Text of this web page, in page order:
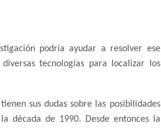
podría ayudar a resolver ese
tecnologías para localizar los
sus dudas sobre las posibilidades
década de 1990. Desde entonces la